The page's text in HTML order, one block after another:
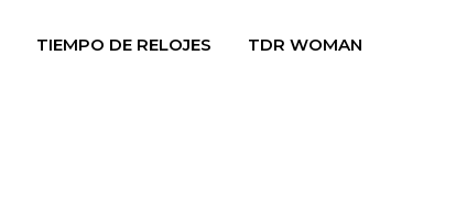
TIEMPO DE RELOJES TDR WOMAN